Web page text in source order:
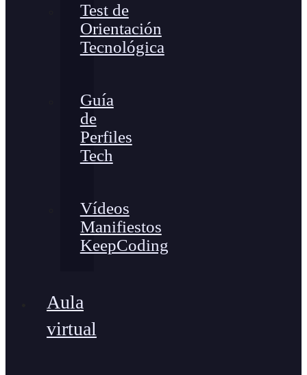
Test de
Orientación
Tecnológica
Guía
de
Perfiles
Tech
Vídeos
Manifiestos
KeepCoding
Aula
virtual